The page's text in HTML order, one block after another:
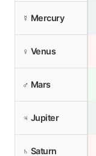
☿ Mercury
♀ Venus
♂ Mars
♃ Jupiter
♄ Saturn